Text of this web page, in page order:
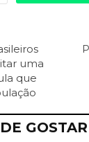
uma
que